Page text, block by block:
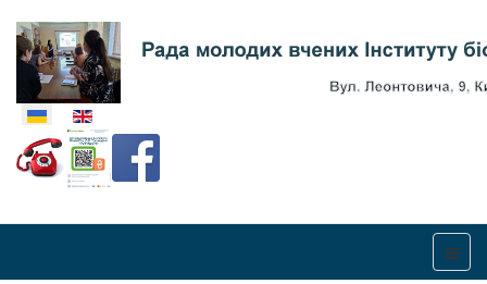
Оберіть свою мову